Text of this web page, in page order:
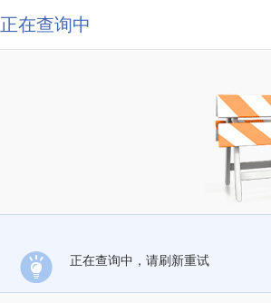
正在查询中
正在查询中，请刷新重试